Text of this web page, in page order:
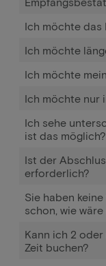
Ich möchte das
Ich möchte
Ich möchte
Ich möchte nur
Ich sehe
ist das möglich?
Ist der
erforderlich?
Sie haben
schon, wie wäre
Kann ich 2
Zeit buchen?